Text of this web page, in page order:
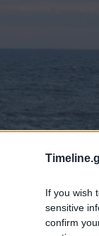
If you wish
sensitive
confirm